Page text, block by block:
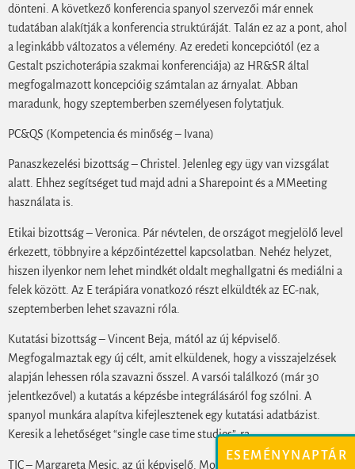
ESEMÉNYNAPTÁR
dönteni. A következő konferencia spanyol szervezői már ennek
tudatában alakítják a konferencia struktúráját. Talán ez az a pont, ahol
a leginkább változatos a vélemény. Az eredeti koncepciótól (ez a
Gestalt pszichoterápia szakmai konferenciája) az HR&SR által
megfogalmazott koncepcióig számtalan az árnyalat. Abban
maradunk, hogy szeptemberben személyesen folytatjuk.
PC&QS (Kompetencia és minőség – Ivana)
Panaszkezelési bizottság – Christel. Jelenleg egy ügy van vizsgálat
alatt. Ehhez segítséget tud majd adni a Sharepoint és a MMeeting
használata is.
Etikai bizottság – Veronica. Pár névtelen, de országot megjelölő level
érkezett, többnyire a képzőintézettel kapcsolatban. Nehéz helyzet,
hiszen ilyenkor nem lehet mindkét oldalt meghallgatni és mediálni a
felek között. Az E terápiára vonatkozó részt elküldték az EC-nak,
szeptemberben lehet szavazni róla.
Kutatási bizottság – Vincent Beja, mától az új képviselő.
Megfogalmaztak egy új célt, amit elküldenek, hogy a visszajelzések
alapján lehessen róla szavazni ősszel. A varsói találkozó (már 30
jelentkezővel) a kutatás a képzésbe integrálásáról fog szólni. A
spanyol munkára alapítva kifejlesztenek egy kutatási adatbázist.
Keresik a lehetőséget “single case time studies”-ra.
TIC – Margareta Mesic, az új képviselő. Most nem volt találkozó. Ez a